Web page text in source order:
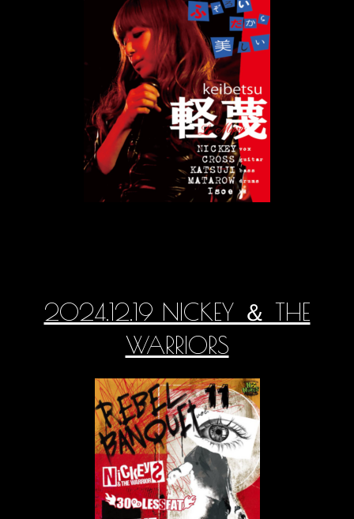
2024.12.19 NICKEY ＆ THE
WARRIORS